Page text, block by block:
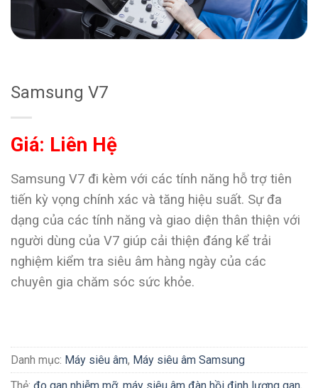
Samsung V7
Giá: Liên Hệ
Samsung V7 đi kèm với các tính năng hỗ trợ tiên
tiến kỳ vọng chính xác và tăng hiệu suất. Sự đa
dạng của các tính năng và giao diện thân thiện với
người dùng của V7 giúp cải thiện đáng kể trải
nghiệm kiểm tra siêu âm hàng ngày của các
chuyên gia chăm sóc sức khỏe.
Danh mục: Máy siêu âm, Máy siêu âm Samsung